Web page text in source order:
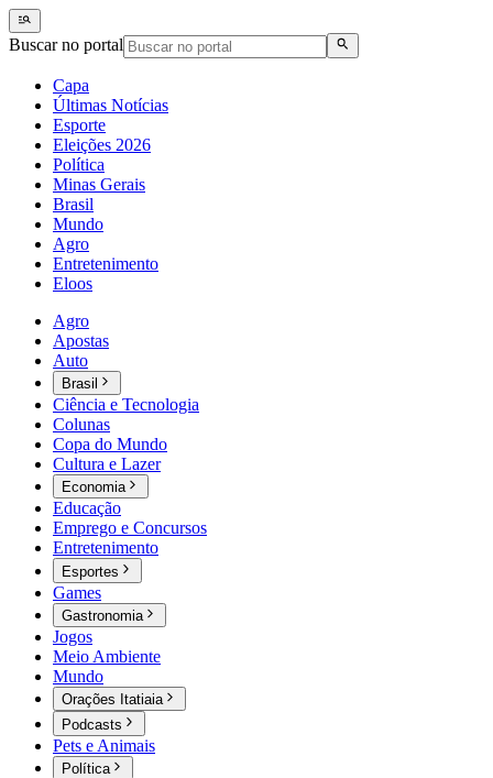
Buscar no portal
Capa
Últimas Notícias
Esporte
Eleições 2026
Política
Minas Gerais
Brasil
Mundo
Agro
Entretenimento
Eloos
Agro
Apostas
Auto
Brasil
Ciência e Tecnologia
Colunas
Copa do Mundo
Cultura e Lazer
Economia
Educação
Emprego e Concursos
Entretenimento
Esportes
Games
Gastronomia
Jogos
Meio Ambiente
Mundo
Orações Itatiaia
Podcasts
Pets e Animais
Política